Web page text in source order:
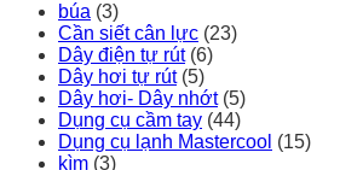
búa (3)
Cần siết cân lực (23)
Dây điện tự rút (6)
Dây hơi tự rút (5)
Dây hơi- Dây nhớt (5)
Dụng cụ cầm tay (44)
Dụng cụ lạnh Mastercool (15)
kìm (3)